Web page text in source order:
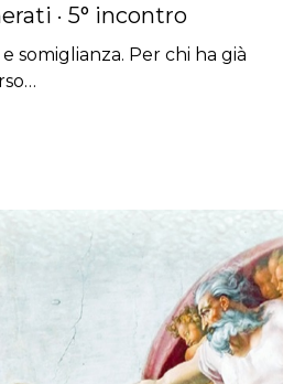
· 5° incontro
somiglianza. Per chi ha già